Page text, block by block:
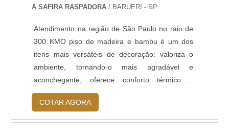
A SAFIRA RASPADORA / BARUERI - SP
Atendimento na região de São Paulo no raio de
300 KMO piso de madeira e bambu é um dos
itens mais versáteis de decoração: valoriza o
ambiente, tornando-o mais agradável e
aconchegante, oferece conforto térmico e
acústico, também permite restaurar e
acompanhar as novas tendências de design,
com as técnicas de clareamento e outras
COTAR AGORA